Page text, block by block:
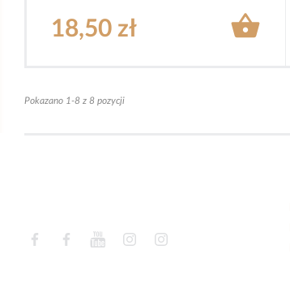
18,50 zł 
Pokazano 1-8 z 8 pozycji
FacebookFacebookYouTubeInstagram